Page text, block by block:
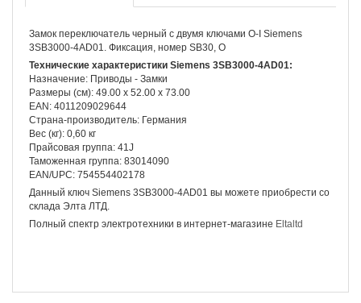
Замок переключатель черный с двумя ключами O-I Siemens
3SB3000-4AD01. Фиксация, номер SB30, O
Технические характеристики Siemens 3SB3000-4AD01:
Назначение: Приводы - Замки
Размеры (см): 49.00 x 52.00 x 73.00
EAN: 4011209029644
Страна-производитель: Германия
Вес (кг): 0,60 кг
Прайсовая группа: 41J
Таможенная группа: 83014090
EAN/UPC: 754554402178
Данный ключ Siemens 3SB3000-4AD01 вы можете приобрести со
склада Элта ЛТД.
Полный спектр электротехники в интернет-магазине Eltaltd